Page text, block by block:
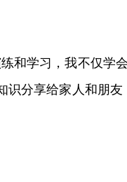
和学习，我不仅学
识分享给家人和朋